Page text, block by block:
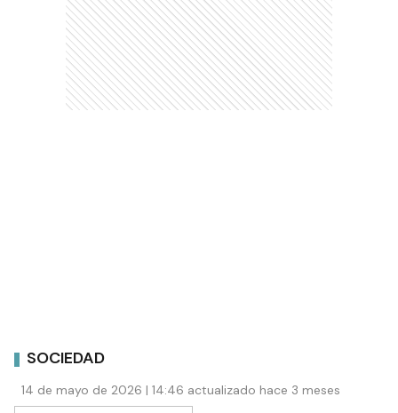
SOCIEDAD
14 de mayo de 2026 | 14:46 actualizado hace 3 meses